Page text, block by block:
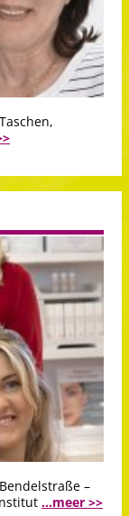
–
...meer >>